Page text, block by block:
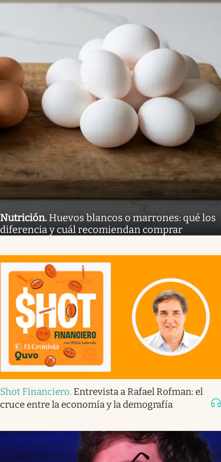
Nutrición. Huevos blancos o marrones: qué los
diferencia y cuál recomiendan comprar
Shot Financiero. Entrevista a Rafael Rofman: el
cruce entre la economía y la demografía